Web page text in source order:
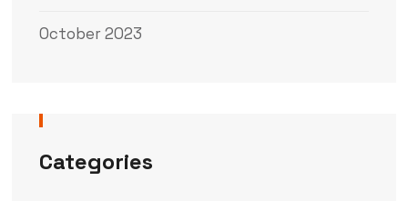
October 2023
Categories